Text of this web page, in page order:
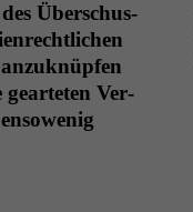
Über­schus­
geart­eten Ver­